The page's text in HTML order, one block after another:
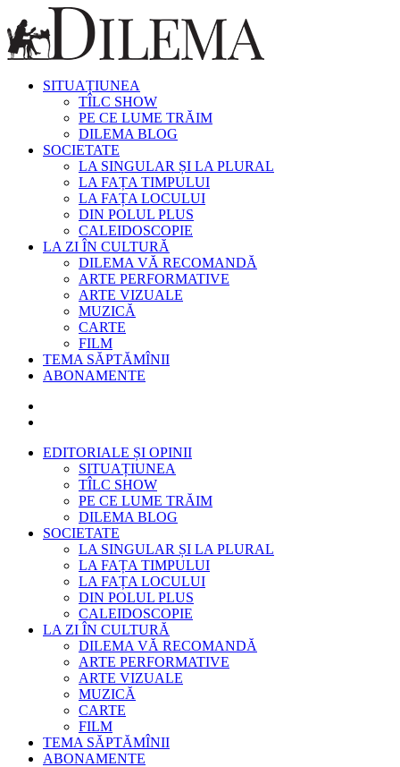
SITUAȚIUNEA
TÎLC SHOW
PE CE LUME TRĂIM
DILEMA BLOG
SOCIETATE
LA SINGULAR ȘI LA PLURAL
LA FAȚA TIMPULUI
LA FAȚA LOCULUI
DIN POLUL PLUS
CALEIDOSCOPIE
LA ZI ÎN CULTURĂ
DILEMA VĂ RECOMANDĂ
ARTE PERFORMATIVE
ARTE VIZUALE
MUZICĂ
CARTE
FILM
TEMA SĂPTĂMÎNII
ABONAMENTE
EDITORIALE ȘI OPINII
SITUAȚIUNEA
TÎLC SHOW
PE CE LUME TRĂIM
DILEMA BLOG
SOCIETATE
LA SINGULAR ȘI LA PLURAL
LA FAȚA TIMPULUI
LA FAȚA LOCULUI
DIN POLUL PLUS
CALEIDOSCOPIE
LA ZI ÎN CULTURĂ
DILEMA VĂ RECOMANDĂ
ARTE PERFORMATIVE
ARTE VIZUALE
MUZICĂ
CARTE
FILM
TEMA SĂPTĂMÎNII
ABONAMENTE